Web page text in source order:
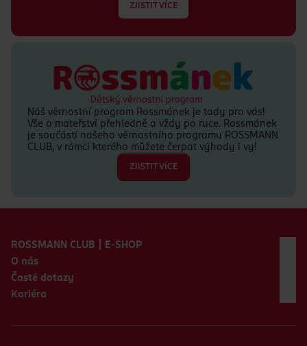
ZJISTIT VÍCE
Náš věrnostní program Rossmánek je tady pro vás!
Vše o mateřství přehledně a vždy po ruce. Rossmánek
je součástí našeho věrnostního programu ROSSMANN
CLUB, v rámci kterého můžete čerpat výhody i vy!
ZJISTIT VÍCE
ROSSMANN CLUB | E-SHOP
O nás
Časté dotazy
Kariéra